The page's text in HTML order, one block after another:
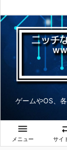
ゲームやOS、

メニュー サイ